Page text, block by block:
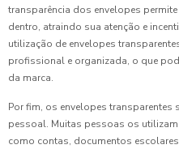
transparência dos envelopes
dentro, atraindo sua atenção e
utilização de envelopes
profissional e organizada, o que
da marca.
Por fim, os envelopes transparentes
pessoal. Muitas pessoas os
como contas, documentos